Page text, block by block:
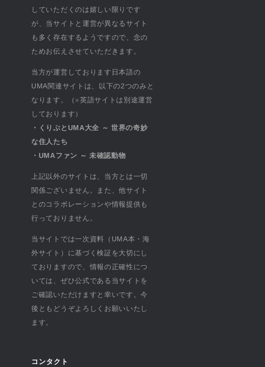
していただくのは嬉しい限りです
が、当サイトと運営が異なるサイト
も多く存在するようですので、念の
ためお伝えさせていただきます。
当方が運営しております日本語の
UMA関連サイトは、以下の2つのみと
なります。（※英語サイトは別途運営
しております）
・くりぷとUMA大全 ～ 世界の奇妙
な住人たち
・UMAファン ～ 未確認動物
上記以外のサイトは、当方とは一切
関係ございません。また、他サイト
とのコラボレーションや情報提供も
行っておりません。
当サイトでは一次資料（UMA本・海
外サイト）に基づく検証を大切にし
ておりますので、情報の正確性につ
いては、ぜひ公式である当サイトを
ご確認いただけますと幸いです。今
後ともどうぞよろしくお願いいたし
ます。
コンタクト